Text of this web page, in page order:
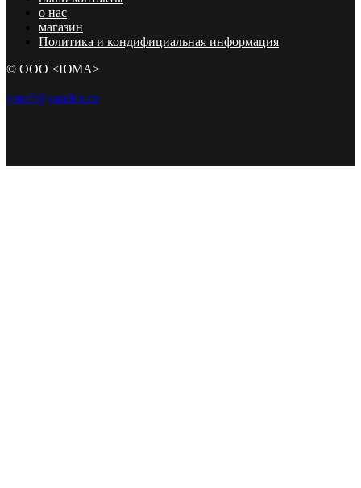
о нас
магазин
Политика и кондифициальная информация
© ООО <ЮМА>
ymaft@yandex.ru